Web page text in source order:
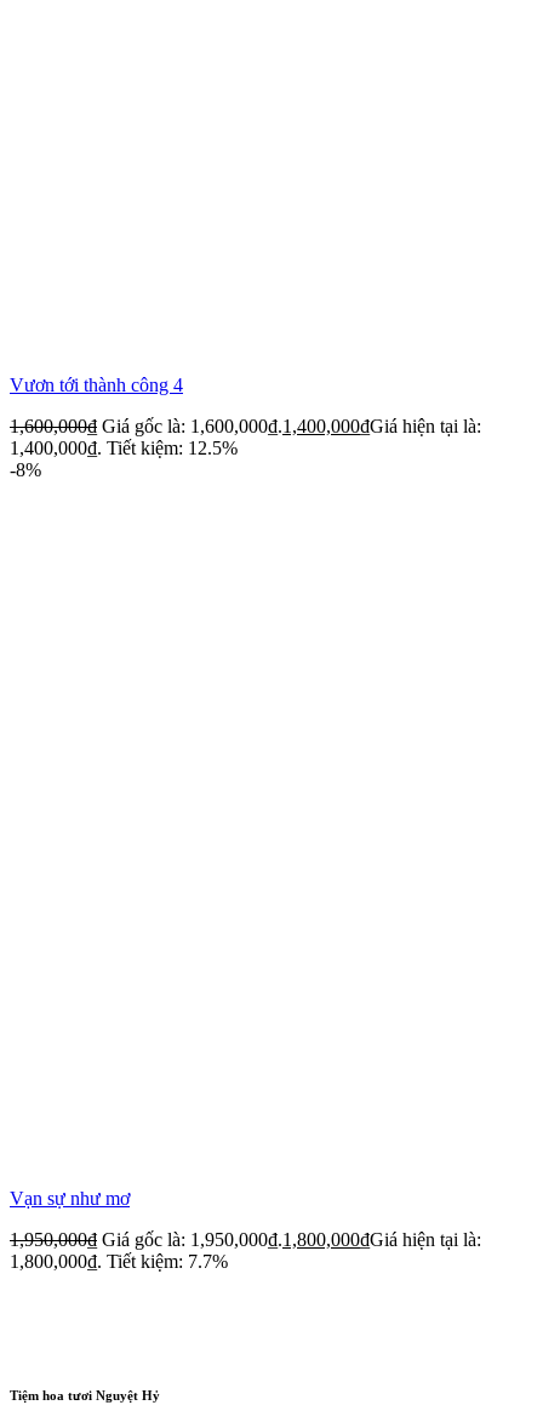
Vươn tới thành công 4
1,600,000₫ Giá gốc là: 1,600,000₫.1,400,000₫Giá hiện tại là:
1,400,000₫. Tiết kiệm: 12.5%
-8%
Vạn sự như mơ
1,950,000₫ Giá gốc là: 1,950,000₫.1,800,000₫Giá hiện tại là:
1,800,000₫. Tiết kiệm: 7.7%
Tiệm hoa tươi Nguyệt Hỷ